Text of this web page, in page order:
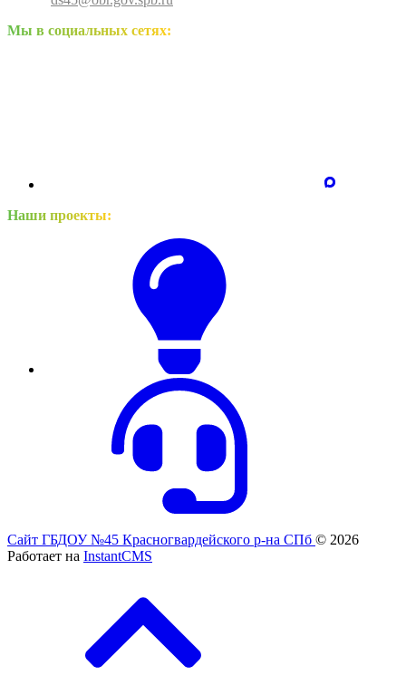
Мы в социальных сетях:
Наши проекты:
Сайт ГБДОУ №45 Красногвардейского р-на СПб © 2026
Работает на InstantCMS